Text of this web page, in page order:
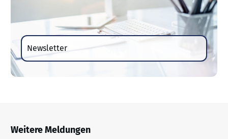
Newsletter
Weitere Meldungen